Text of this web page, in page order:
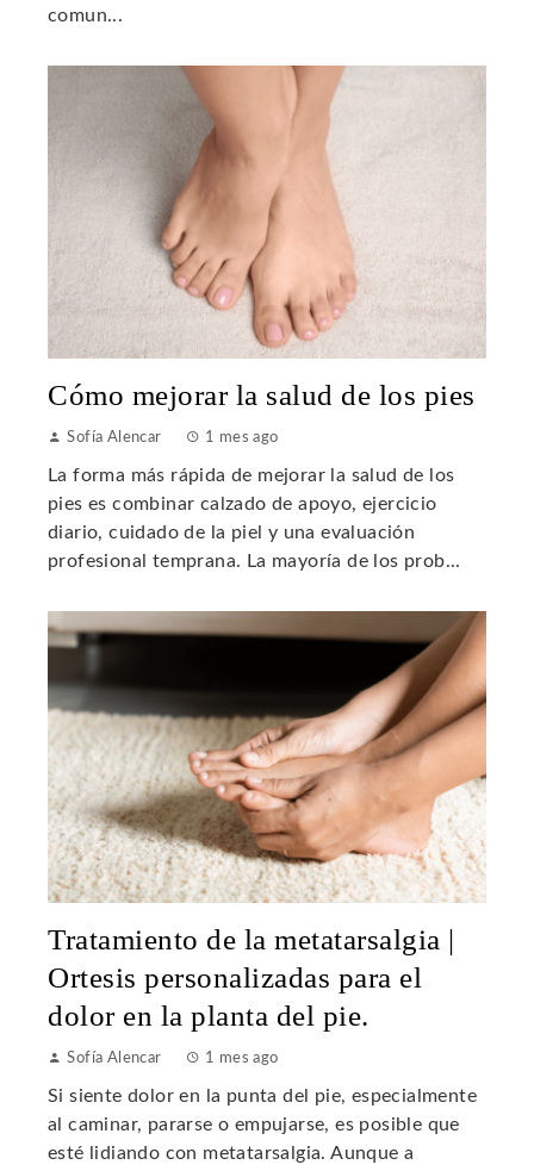
comun...
Cómo mejorar la salud de los pies
Sofía Alencar 1 mes ago
La forma más rápida de mejorar la salud de los
pies es combinar calzado de apoyo, ejercicio
diario, cuidado de la piel y una evaluación
profesional temprana. La mayoría de los prob...
Tratamiento de la metatarsalgia |
Ortesis personalizadas para el
dolor en la planta del pie.
Sofía Alencar 1 mes ago
Si siente dolor en la punta del pie, especialmente
al caminar, pararse o empujarse, es posible que
esté lidiando con metatarsalgia. Aunque a